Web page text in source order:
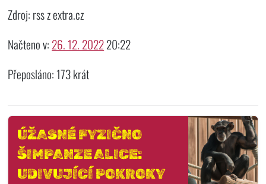
Zdroj: rss z extra.cz
Načteno v: 26. 12. 202220:22
Přeposláno: 173 krát
ÚŽASNÉ FYZIČNO
ŠIMPANZE ALICE:
UDIVUJÍCÍ POKROKY